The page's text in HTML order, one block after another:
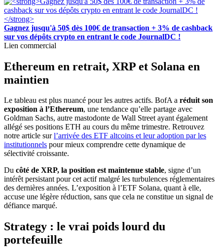
Gagnez jusqu'à 50$ dès 100€ de transaction + 3% de cashback
sur vos dépôts crypto en entrant le code JournalDC !
Lien commercial
Ethereum en retrait, XRP et Solana en
maintien
Le tableau est plus nuancé pour les autres actifs. BofA a réduit son
exposition à l’Ethereum, une tendance qu’elle partage avec
Goldman Sachs, autre mastodonte de Wall Street ayant également
allégé ses positions ETH au cours du même trimestre. Retrouvez
notre article surl’arrivée des ETF altcoins et leur adoption par les
institutionnels pour mieux comprendre cette dynamique de
sélectivité croissante.
Du côté de XRP, la position est maintenue stable, signe d’un
intérêt persistant pour cet actif malgré les turbulences réglementaires
des dernières années. L’exposition à l’ETF Solana, quant à elle,
accuse une légère réduction, sans que cela ne constitue un signal de
défiance marqué.
Strategy : le vrai poids lourd du
portefeuille